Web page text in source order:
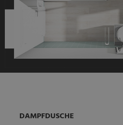
DAMPFDUSCHE